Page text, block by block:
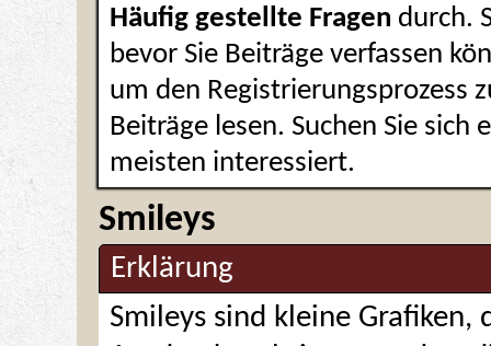
Häufig gestellte Fragen durch.
bevor Sie Beiträge verfassen
um den Registrierungsprozess
Beiträge lesen. Suchen Sie sich
meisten interessiert.
Smileys
Erklärung
Smileys sind kleine Grafiken,